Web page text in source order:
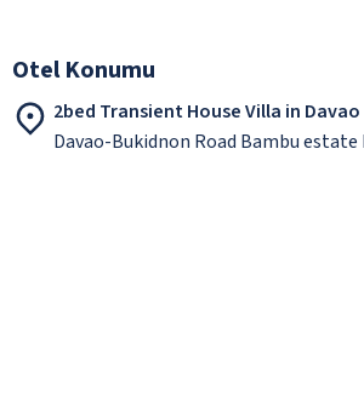
Otel Konumu
2bed Transient House Villa in
Davao-Bukidnon Road Bambu estate